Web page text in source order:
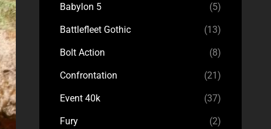
Babylon 5 (5)
Battlefleet Gothic (13)
Bolt Action (8)
Confrontation (21)
Event 40k (37)
Fury (2)